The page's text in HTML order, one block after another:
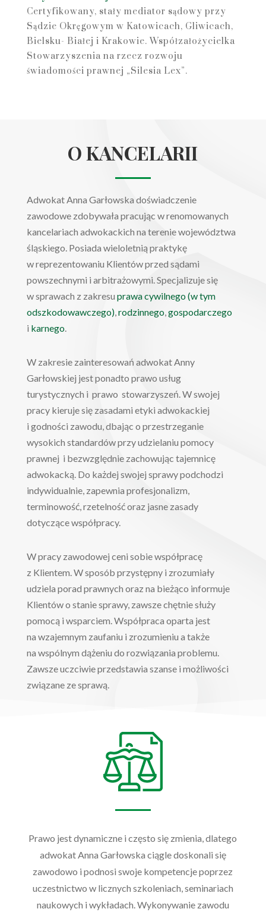
Certyfikowany, stały mediator sądowy przy
Sądzie Okręgowym w Katowicach, Gliwicach,
Bielsku- Białej i Krakowie. Współzałożycielka
Stowarzyszenia na rzecz rozwoju
świadomości prawnej „Silesia Lex”.
O KANCELARII
Adwokat Anna Garłowska doświadczenie
zawodowe zdobywała pracując w renomowanych
kancelariach adwokackich na terenie województwa
śląskiego. Posiada wieloletnią praktykę
w reprezentowaniu Klientów przed sądami
powszechnymi i arbitrażowymi. Specjalizuje się
w sprawach z zakresu prawa cywilnego (w tym
odszkodowawczego), rodzinnego, gospodarczego
i karnego.
W zakresie zainteresowań adwokat Anny
Garłowskiej jest ponadto prawo usług
turystycznych i prawo stowarzyszeń. W swojej
pracy kieruje się zasadami etyki adwokackiej
i godności zawodu, dbając o przestrzeganie
wysokich standardów przy udzielaniu pomocy
prawnej i bezwzględnie zachowując tajemnicę
adwokacką. Do każdej swojej sprawy podchodzi
indywidualnie, zapewnia profesjonalizm,
terminowość, rzetelność oraz jasne zasady
dotyczące współpracy.
W pracy zawodowej ceni sobie współpracę
z Klientem. W sposób przystępny i zrozumiały
udziela porad prawnych oraz na bieżąco informuje
Klientów o stanie sprawy, zawsze chętnie służy
pomocą i wsparciem. Współpraca oparta jest
na wzajemnym zaufaniu i zrozumieniu a także
na wspólnym dążeniu do rozwiązania problemu.
Zawsze uczciwie przedstawia szanse i możliwości
związane ze sprawą.
Prawo jest dynamiczne i często się zmienia, dlatego
adwokat Anna Garłowska ciągle doskonali się
zawodowo i podnosi swoje kompetencje poprzez
uczestnictwo w licznych szkoleniach, seminariach
naukowych i wykładach. Wykonywanie zawodu